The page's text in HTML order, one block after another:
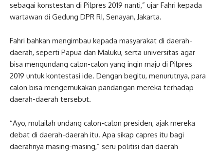
sebagai konstestan di Pilpres 2019 nanti,” ujar Fahri kepada
wartawan di Gedung DPR RI, Senayan, Jakarta.
Fahri bahkan mengimbau kepada masyarakat di daerah-
daerah, seperti Papua dan Maluku, serta universitas agar
bisa mengundang calon-calon yang ingin maju di Pilpres
2019 untuk kontestasi ide. Dengan begitu, menurutnya, para
calon bisa mengemukakan pandangan mereka terhadap
daerah-daerah tersebut.
“Ayo, mulailah undang calon-calon presiden, ajak mereka
debat di daerah-daerah itu. Apa sikap capres itu bagi
daerahnya masing-masing,” seru politisi dari daerah